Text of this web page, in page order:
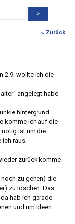
>
« Zurück
2.9. wollte ich die
angelegt habe
hintergrund.
komme ich auf die
nötig ist um die
raus.
zurück komme
noch zu gehen) die
zu löschen. Das
hab ich gerade
und um Ideen